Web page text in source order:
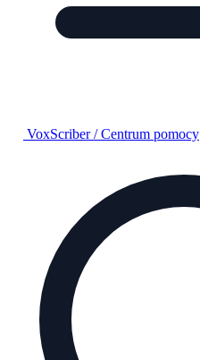
VoxScriber /Centrum pomocy